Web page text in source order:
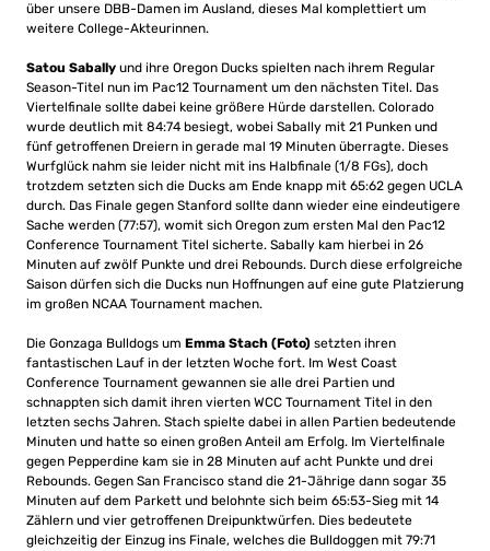
über unsere DBB-Damen im Ausland, dieses Mal komplettiert um
weitere College-Akteurinnen.
Satou Sabally und ihre Oregon Ducks spielten nach ihrem Regular
Season-Titel nun im Pac12 Tournament um den nächsten Titel. Das
Viertelfinale sollte dabei keine größere Hürde darstellen. Colorado
wurde deutlich mit 84:74 besiegt, wobei Sabally mit 21 Punken und
fünf getroffenen Dreiern in gerade mal 19 Minuten überragte. Dieses
Wurfglück nahm sie leider nicht mit ins Halbfinale (1/8 FGs), doch
trotzdem setzten sich die Ducks am Ende knapp mit 65:62 gegen UCLA
durch. Das Finale gegen Stanford sollte dann wieder eine eindeutigere
Sache werden (77:57), womit sich Oregon zum ersten Mal den Pac12
Conference Tournament Titel sicherte. Sabally kam hierbei in 26
Minuten auf zwölf Punkte und drei Rebounds. Durch diese erfolgreiche
Saison dürfen sich die Ducks nun Hoffnungen auf eine gute Platzierung
im großen NCAA Tournament machen.
Die Gonzaga Bulldogs um Emma Stach (Foto) setzten ihren
fantastischen Lauf in der letzten Woche fort. Im West Coast
Conference Tournament gewannen sie alle drei Partien und
schnappten sich damit ihren vierten WCC Tournament Titel in den
letzten sechs Jahren. Stach spielte dabei in allen Partien bedeutende
Minuten und hatte so einen großen Anteil am Erfolg. Im Viertelfinale
gegen Pepperdine kam sie in 28 Minuten auf acht Punkte und drei
Rebounds. Gegen San Francisco stand die 21-Jährige dann sogar 35
Minuten auf dem Parkett und belohnte sich beim 65:53-Sieg mit 14
Zählern und vier getroffenen Dreipunktwürfen. Dies bedeutete
gleichzeitig der Einzug ins Finale, welches die Bulldoggen mit 79:71